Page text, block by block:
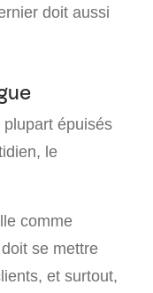
doit aussi
épuisés
le
comme
se mettre
et surtout,